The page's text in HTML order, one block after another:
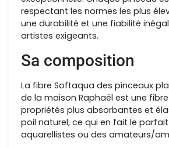
respectant les normes les plus
une durabilité et une fiabilité
artistes exigeants.
Sa composition
La fibre Softaqua des pinceaux
de la maison Raphaël est une
propriétés plus absorbantes et
poil naturel, ce qui en fait le
aquarellistes ou des amateurs/